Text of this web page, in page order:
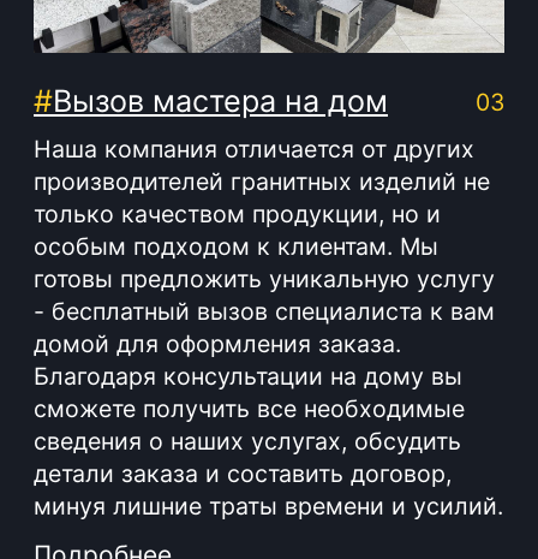
Телефон (Viber, Wa):+375 (33) 333-80-33
Email (общая):info@bgranit.by
ООО «БГ ОниксГрупп»
УНП: 391936924
Адрес: г. Витебск, ул. Генерала
Белобородова 4а 1 этаж 108 помещение
Время работы:
Вторник - Суббота:
С 10.00 - 19.00
Воскресенье: Выходной
Производство мемориальной продукции
любой сложности без посредников